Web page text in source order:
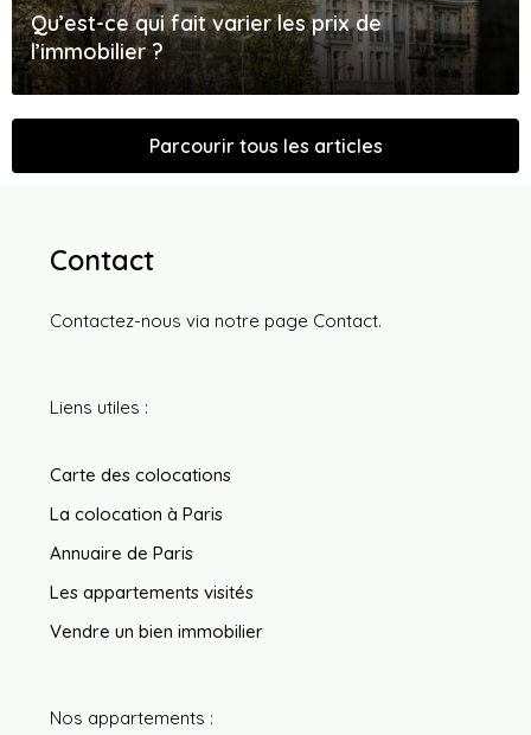
Qu’est-ce qui fait varier les prix de
l’immobilier ?
Parcourir tous les articles
Contact
Contactez-nous via notre page Contact.
Liens utiles :
Carte des colocations
La colocation à Paris
Annuaire de Paris
Les appartements visités
Vendre un bien immobilier
Nos appartements :